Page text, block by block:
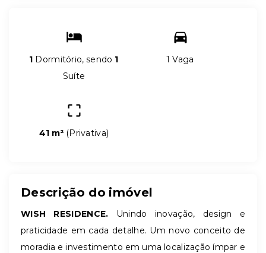
1 Dormitório, sendo 1
Suíte
1 Vaga
41 m² (Privativa)
Descrição do imóvel
WISH RESIDENCE. Unindo inovação, design e
praticidade em cada detalhe. Um novo conceito de
moradia e investimento em uma localização ímpar e